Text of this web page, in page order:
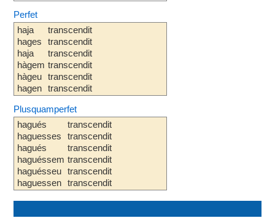
Perfet
haja
hages
haja
hàgem
hàgeu
hagen
transcendit
transcendit
transcendit
transcendit
transcendit
transcendit
Plusquamperfet
hagués
haguesses
hagués
haguéssem
haguésseu
haguessen
transcendit
transcendit
transcendit
transcendit
transcendit
transcendit